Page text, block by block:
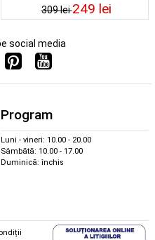
309 lei249 lei
social media
Program
Luni - vineri: 10.00 - 20.00
Sâmbătă: 10.00 - 17.00
Duminică: închis